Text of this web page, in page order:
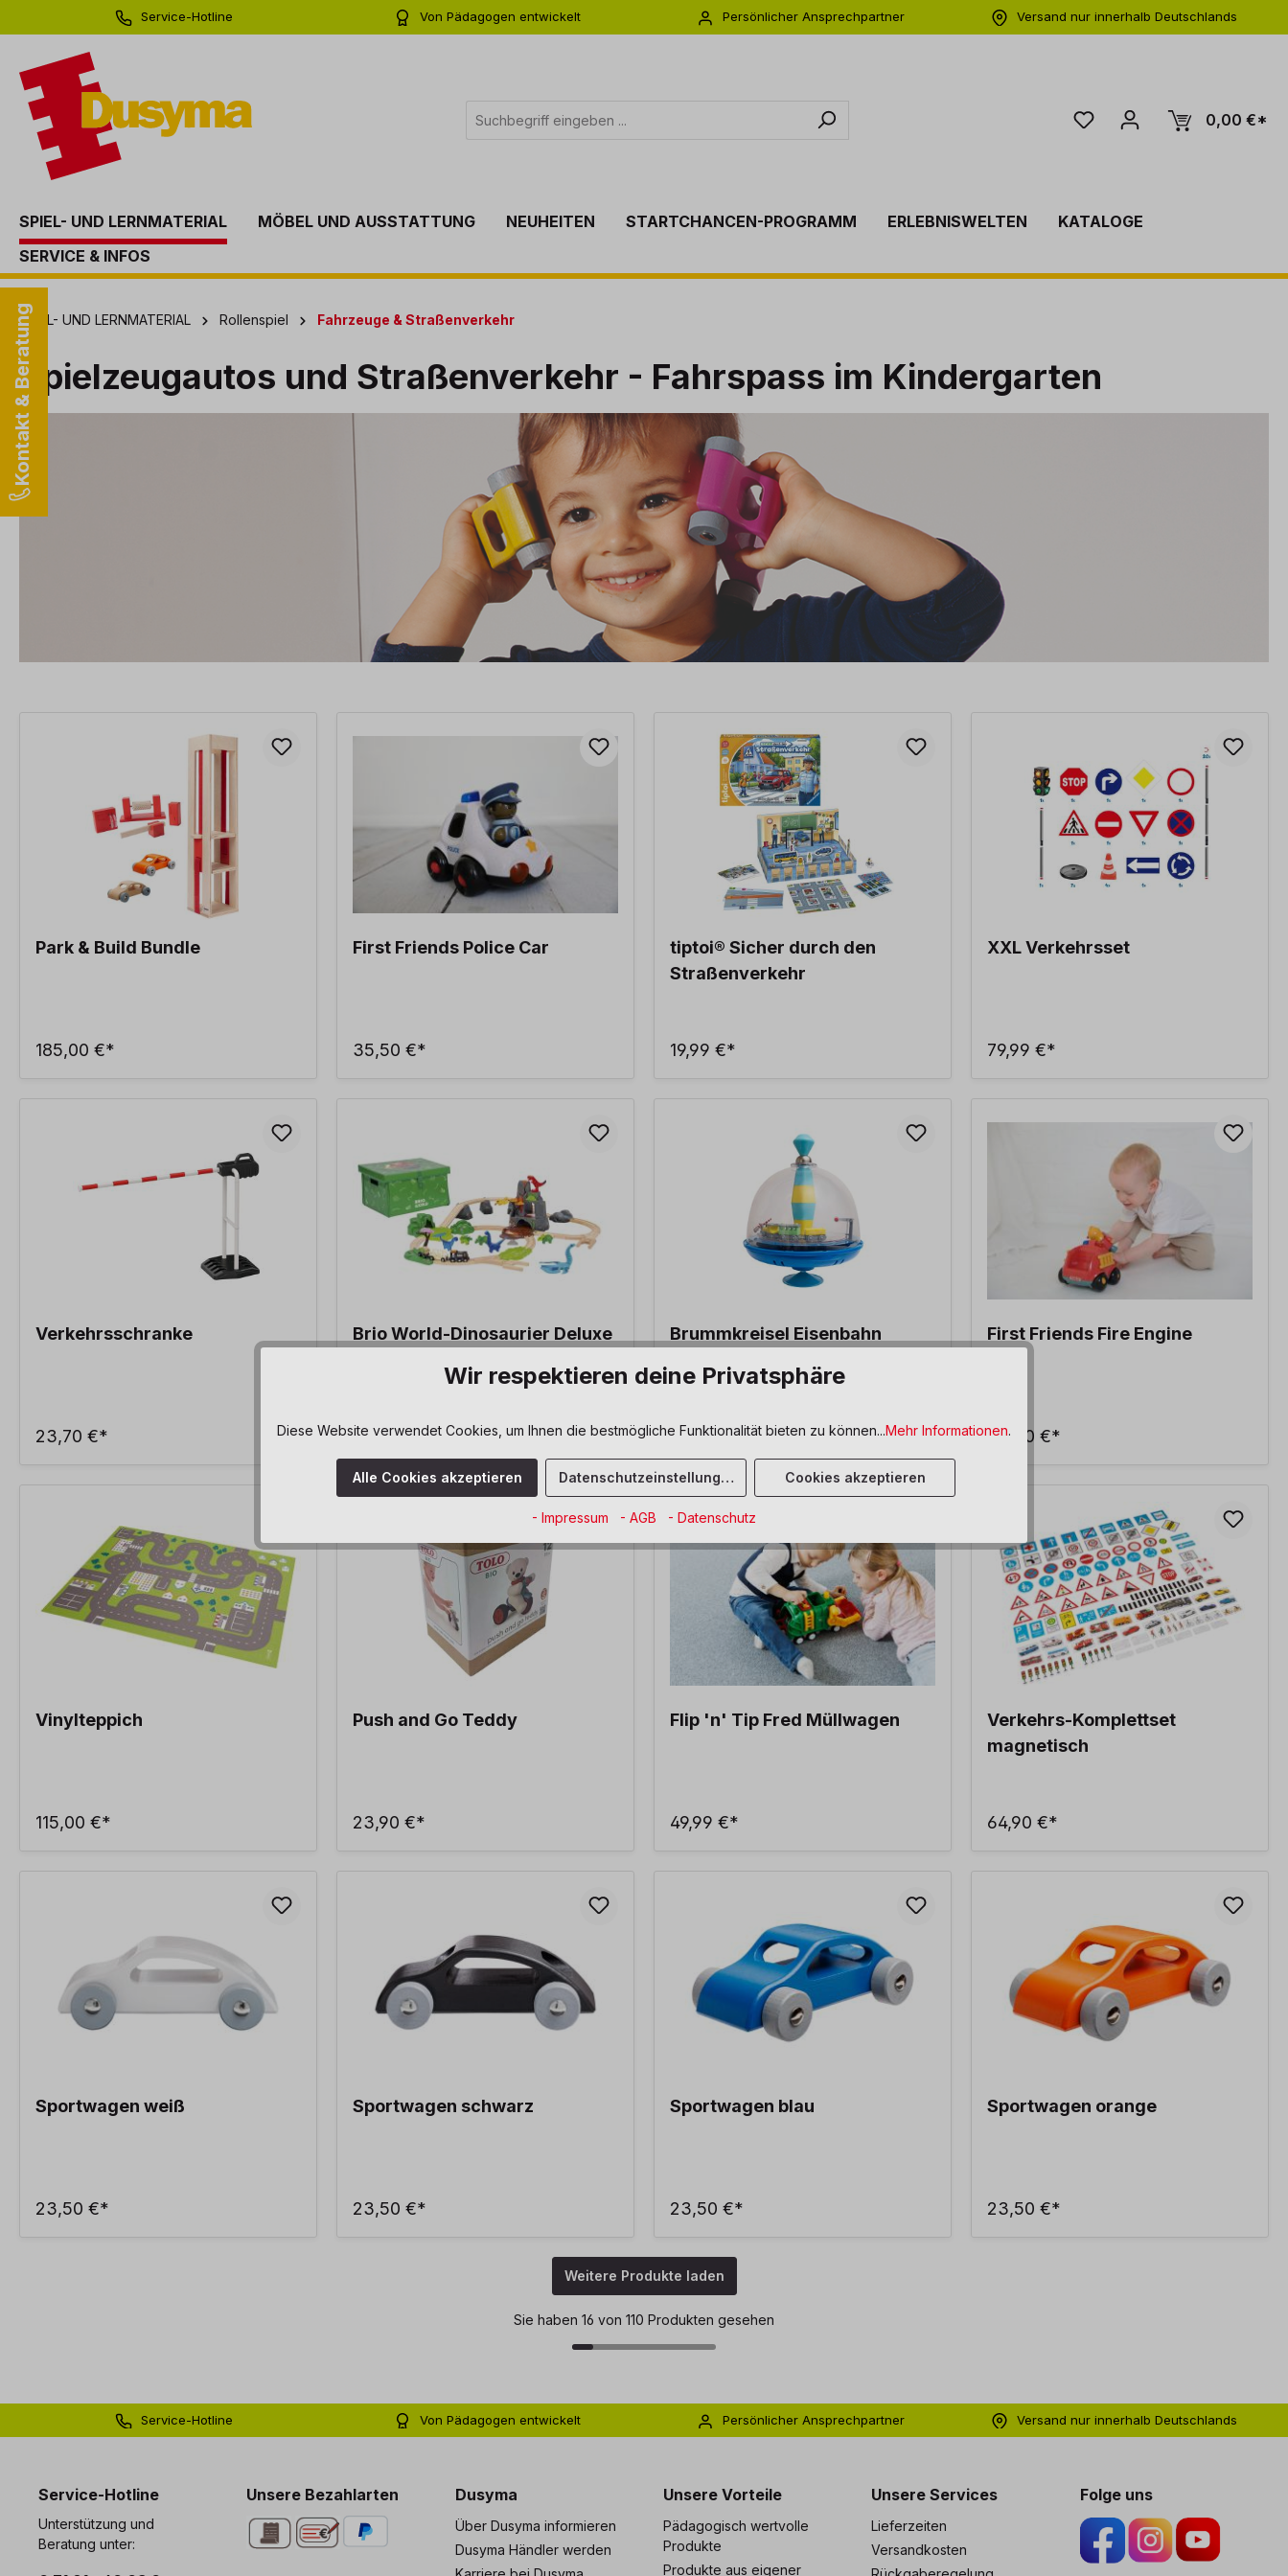
Zur Hauptnavigation springen
Service-Hotline
Von Pädagogen entwickelt
Persönlicher Ansprechpartner
Versand nur innerhalb Deutschlands
0,00 €*
SPIEL- UND LERNMATERIAL MÖBEL UND AUSSTATTUNG NEUHEITEN STARTCHANCEN-PROGRAMM ERLEBNISWELTEN
KATALOGE
SERVICE & INFOS
Kontakt & Beratung
SPIEL- UND LERNMATERIAL Rollenspiel Fahrzeuge & Straßenverkehr
Spielzeugautos und Straßenverkehr - Fahrspass im Kindergarten
Park & Build Bundle
185,00 €*
First Friends Police Car
35,50 €*
tiptoi® Sicher durch den
Straßenverkehr
19,99 €*
XXL Verkehrsset
79,99 €*
Verkehrsschranke
23,70 €*
Brio World-Dinosaurier Deluxe
249,99 €*
Brummkreisel Eisenbahn
35,99 €*
First Friends Fire Engine
35,50 €*
Vinylteppich
115,00 €*
Push and Go Teddy
23,90 €*
Flip 'n' Tip Fred Müllwagen
49,99 €*
Verkehrs-Komplettset
magnetisch
64,90 €*
Sportwagen weiß
23,50 €*
Sportwagen schwarz
23,50 €*
Sportwagen blau
23,50 €*
Sportwagen orange
23,50 €*
Weitere Produkte laden
Sie haben 16 von 110 Produkten gesehen
Service-Hotline
Von Pädagogen entwickelt
Persönlicher Ansprechpartner
Versand nur innerhalb Deutschlands
Service-Hotline
Unterstützung und
Beratung unter:
Unsere Bezahlarten Dusyma
Über Dusyma informieren
Dusyma Händler werden
Unsere Vorteile
Pädagogisch wertvolle
Produkte
Produkte aus eigener
Unsere Services
Lieferzeiten
Versandkosten
Folge uns
Wir respektieren deine Privatsphäre
Diese Website verwendet Cookies, um Ihnen die bestmögliche Funktionalität bieten zu können...Mehr Informationen.
Alle Cookies akzeptieren Datenschutzeinstellungen Cookies akzeptieren
- Impressum - AGB - Datenschutz